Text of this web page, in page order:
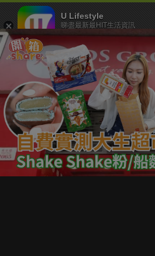
U Lifestyle
睇盡最新最HIT生活資訊
FREE - In Google Play